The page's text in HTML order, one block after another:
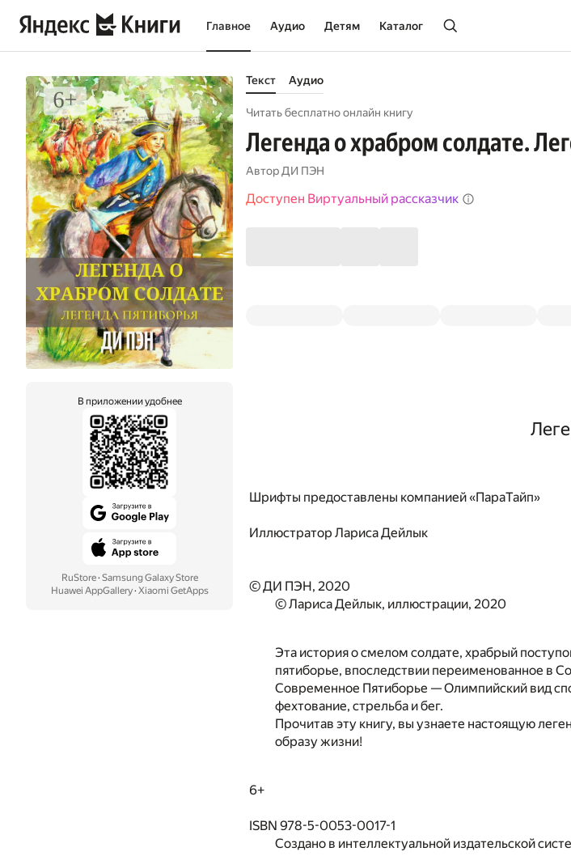
Главное Аудио Детям Каталог
В приложении удобнее
RuStore· Samsung Galaxy Store
Huawei AppGallery· Xiaomi GetApps
Текст Аудио
Читать бесплатно онлайн книгу
Легенда о храбром солдате.
Автор ДИ ПЭН
Доступен Виртуальный рассказчик
Шрифты предоставлены компанией «ПараТайп»
Иллюстратор Лариса Дейлык
© ДИ ПЭН, 2020
© Лариса Дейлык, иллюстрации, 2020
Эта история о смелом солдате, храбрый
пятиборье, впоследствии переименованное в
Современное Пятиборье — Олимпийский вид
фехтование, стрельба и бег.
Прочитав эту книгу, вы узнаете настоящую
образу жизни!
6+
ISBN 978-5-0053-0017-1
Создано в интеллектуальной издательской